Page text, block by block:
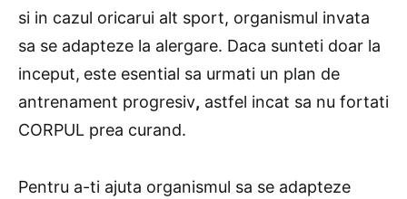
si in cazul oricarui alt sport, organismul invata
sa se adapteze la alergare. Daca sunteti doar la
inceput, este esential sa urmati un plan de
antrenament progresiv, astfel incat sa nu fortati
CORPUL prea curand.
Pentru a-ti ajuta organismul sa se adapteze